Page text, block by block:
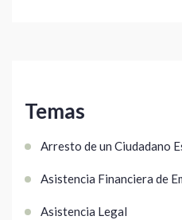
Temas
Arresto de un Ciudadano
Asistencia Financiera de
Asistencia Legal